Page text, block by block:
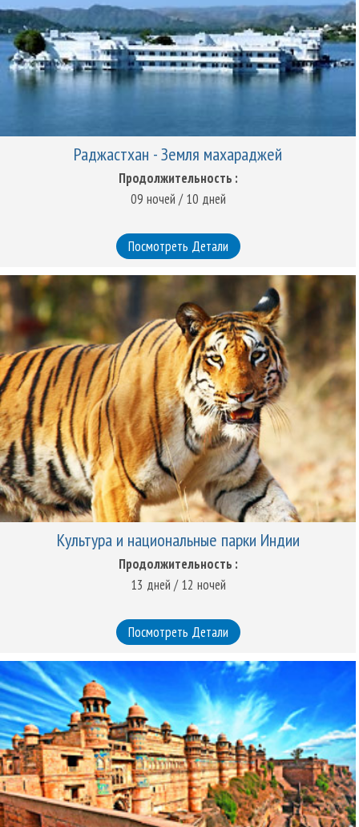
Раджастхан - Земля махараджей
Продолжительность :
09 ночей / 10 дней
Посмотреть Детали
Культура и национальные парки Индии
Продолжительность :
13 дней / 12 ночей
Посмотреть Детали